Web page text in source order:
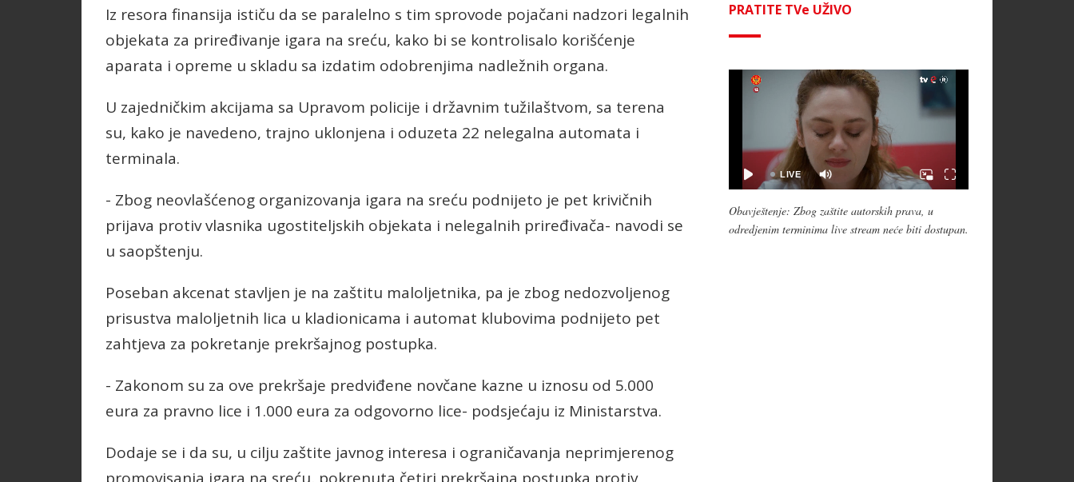
Iz resora finansija ističu da se paralelno s tim sprovode pojačani nadzori legalnih
objekata za priređivanje igara na sreću, kako bi se kontrolisalo korišćenje
aparata i opreme u skladu sa izdatim odobrenjima nadležnih organa.
U zajedničkim akcijama sa Upravom policije i državnim tužilaštvom, sa terena
su, kako je navedeno, trajno uklonjena i oduzeta 22 nelegalna automata i
terminala.
- Zbog neovlašćenog organizovanja igara na sreću podnijeto je pet krivičnih
prijava protiv vlasnika ugostiteljskih objekata i nelegalnih priređivača- navodi se
u saopštenju.
Poseban akcenat stavljen je na zaštitu maloljetnika, pa je zbog nedozvoljenog
prisustva maloljetnih lica u kladionicama i automat klubovima podnijeto pet
zahtjeva za pokretanje prekršajnog postupka.
- Zakonom su za ove prekršaje predviđene novčane kazne u iznosu od 5.000
eura za pravno lice i 1.000 eura za odgovorno lice- podsjećaju iz Ministarstva.
Dodaje se i da su, u cilju zaštite javnog interesa i ograničavanja neprimjerenog
PRATITE TVe UŽIVO
Obavještenje: Zbog zaštite autorskih prava, u
odredjenim terminima live stream neće biti dostupan.